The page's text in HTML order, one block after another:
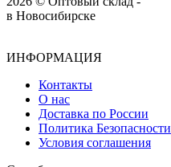
в Новосибирске
ИНФОРМАЦИЯ
Контакты
О нас
Доставка по России
Политика Безопасности
Условия соглашения